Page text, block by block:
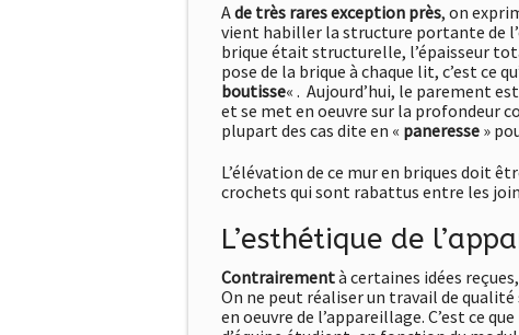
Ade très rares exception près, on
vient habiller la structure portante de
brique était structurelle, l’épaisseur
pose de la brique à chaque lit, c’est ce
boutisse« . Aujourd’hui, le parement
et se met en oeuvre sur la profondeur
plupart des cas dite en « paneresse »
L’élévation de ce mur en briques doit
crochets qui sont rabattus entre les
L’esthétique de
Contrairementà certaines idées
On ne peut réaliser un travail de
en oeuvre de l’appareillage. C’est ce